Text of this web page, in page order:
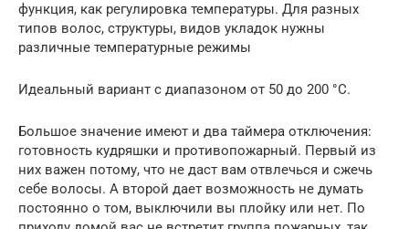
функция, как регулировка температуры. Для разных
типов волос, структуры, видов укладок нужны
различные температурные режимы
Идеальный вариант с диапазоном от 50 до 200 °С.
Большое значение имеют и два таймера отключения:
готовность кудряшки и противопожарный. Первый из
них важен потому, что не даст вам отвлечься и сжечь
себе волосы. А второй дает возможность не думать
постоянно о том, выключили вы плойку или нет. По